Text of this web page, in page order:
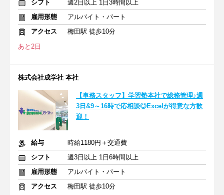
シフト
週2日以上 1日3時間以上
雇用形態
アルバイト・パート
アクセス
梅田駅 徒歩10分
あと2日
株式会社成学社 本社
【事務スタッフ】学習塾本社で総務管理♪週
3日&9～16時で応相談◎Excelが得意な方歓
迎！
給与
時給1180円＋交通費
シフト
週3日以上 1日6時間以上
雇用形態
アルバイト・パート
アクセス
梅田駅 徒歩10分